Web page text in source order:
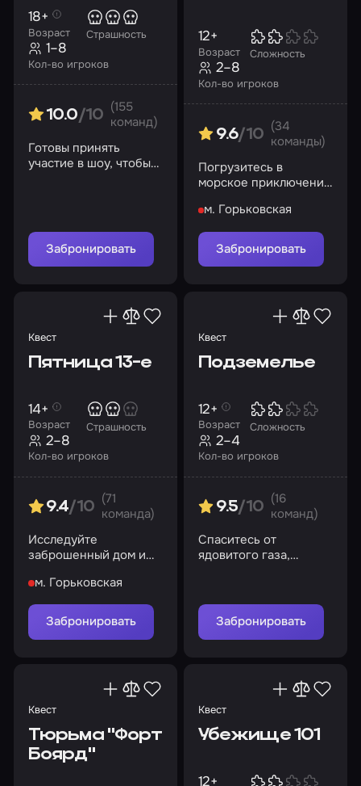
Возраст
18+
Страшность
Кол-во игроков
1–8
10.0/10
(155
команд)
Готовы принять
участие в шоу, чтобы
Забронировать
Возраст
12+
Сложность
Кол-во игроков
2–8
9.6/10
(34
команды)
Погрузитесь в
морское приключение
ожившего корабля
м. Горьковская
Забронировать
Квест
Пятница 13-е
Возраст
14+
Страшность
Кол-во игроков
2–8
9.4/10
(71
команда)
Исследуйте
заброшенный дом и
спасению
м. Горьковская
Забронировать
Квест
Подземелье
Возраст
12+
Сложность
Кол-во игроков
2–4
9.5/10
(16
команд)
Спаситесь от
ядовитого газа,
Забронировать
Квест
Тюрьма "Форт
Боярд"
Квест
Убежище 101
12+